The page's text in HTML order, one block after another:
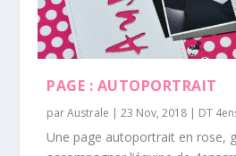
PAGE : AUTOPORTRAIT
parAustrale |23 Nov, 2018 | DT
Une page autoportrait en rose,